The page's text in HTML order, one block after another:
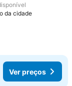
da cidade
Ver preços